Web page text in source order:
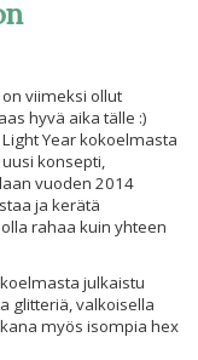
viimeksi ollut
hyvä aika tälle :)
Year kokoelmasta
konsepti,
vuoden 2014
ja kerätä
rahaa kuin yhteen
julkaistu
glitteriä, valkoisella
myös isompia hex